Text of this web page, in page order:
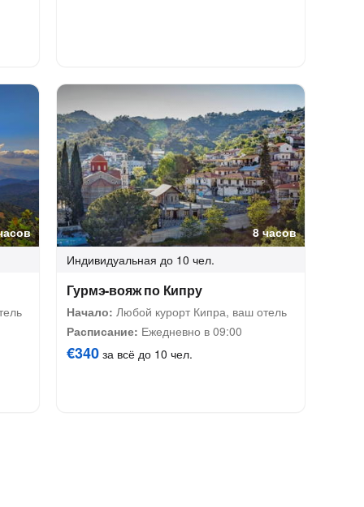
8 часов
Индивидуальная до 10 чел.
Гурмэ-вояж по Кипру
Начало: Любой курорт Кипра, ваш отель
Расписание: Ежедневно в 09:00
€340 за всё до 10 чел.